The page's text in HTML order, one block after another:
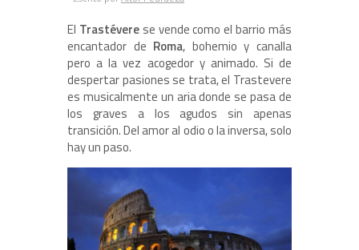
El Trastéverese vende como el barrio más
encantador de Roma, bohemio y canalla
pero a la vez acogedor y animado. Si de
despertar pasiones se trata, el Trastevere
es musicalmente un aria donde se pasa de
los graves a los agudos sin apenas
transición. Del amor al odio o la inversa, solo
hay un paso.